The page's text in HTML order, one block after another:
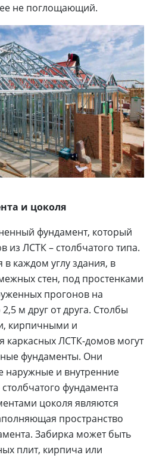
не поглощающий.
и цоколя
фундамент, который
из ЛСТК – столбчатого типа.
каждом углу здания, в
стен, под простенками
прогонов на
м друг от друга. Столбы
кирпичными и
каркасных ЛСТК-домов могут
фундаменты. Они
наружные и внутренние
фундамента
цоколя являются
пространство
Забирка может быть
плит, кирпича или